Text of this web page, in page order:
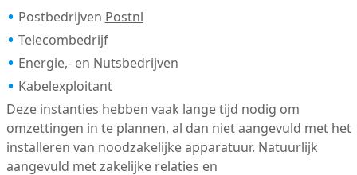
Postbedrijven Postnl
Telecombedrijf
Energie,- en Nutsbedrijven
Kabelexploitant
Deze instanties hebben vaak lange tijd nodig om
omzettingen in te plannen, al dan niet aangevuld met het
installeren van noodzakelijke apparatuur. Natuurlijk
aangevuld met zakelijke relaties en